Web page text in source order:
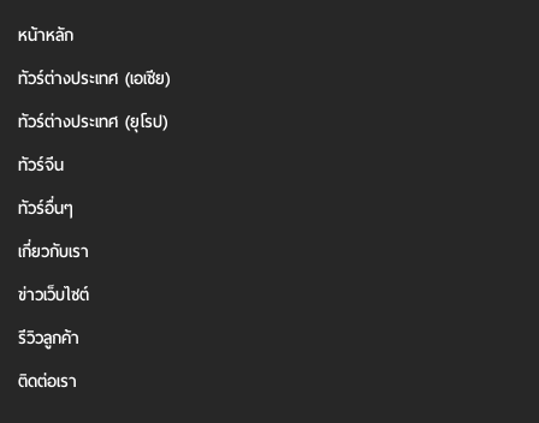
หน้าหลัก
ทัวร์ต่างประเทศ (เอเชีย)
ทัวร์ต่างประเทศ (ยุโรป)
ทัวร์จีน
ทัวร์อื่นๆ
เกี่ยวกับเรา
ข่าวเว็บไซต์
รีวิวลูกค้า
ติดต่อเรา